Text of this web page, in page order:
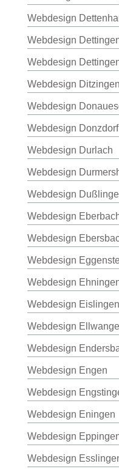
Webdesign
Webdesign
Webdesign
Webdesign Ditzingen
Webdesign
Webdesign Donzdorf
Webdesign Durlach
Webdesign
Webdesign
Webdesign
Webdesign
Webdesign
Webdesign
Webdesign Eislingen
Webdesign
Webdesign
Webdesign Engen
Webdesign
Webdesign Eningen
Webdesign
Webdesign